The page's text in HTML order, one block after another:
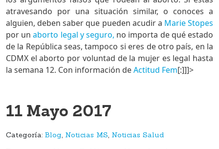
atravesando por una situación similar, o conoces a
alguien, deben saber que pueden acudir a Marie Stopes
por unaborto legal y seguro, no importa de qué estado
de la República seas, tampoco si eres de otro país, en la
CDMX el aborto por voluntad de la mujer es legal hasta
la semana 12. Con información deActitud Fem[:]]]>
11 Mayo 2017
Categoría: Blog, Noticias MS, Noticias Salud